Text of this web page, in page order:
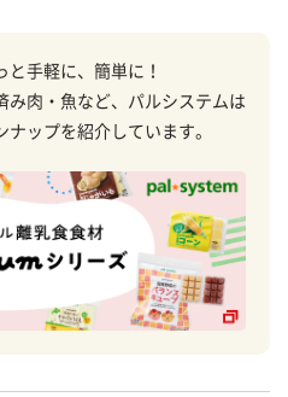
手軽に、簡単に！
み肉・魚など、パルシステムは
ナップを紹介しています。